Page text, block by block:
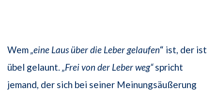
Wem„eine Laus über die Leber gelaufen“ ist, der ist
übel gelaunt. „Frei von der Leber weg“spricht
jemand, der sich bei seiner Meinungsäußerung